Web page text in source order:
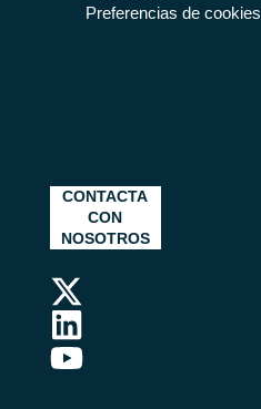
Preferencias de cookies
CONTACTA
CON
NOSOTROS